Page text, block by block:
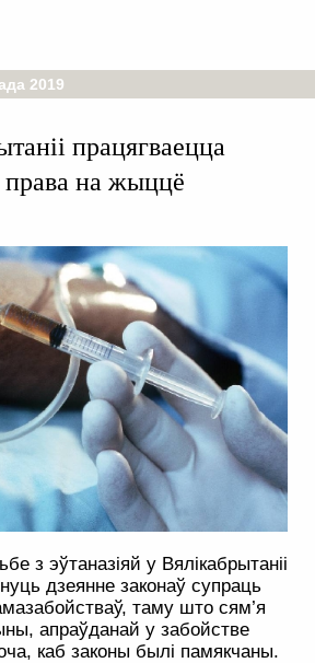
2019
працягваецца
права на жыццё
з эўтаназіяй у Вялікабрытаніі
дзеянне законаў супраць
таму што сям’я
апраўданай у забойстве
каб законы былі памякчаны.